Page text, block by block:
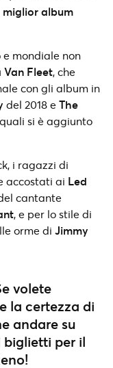
miglior album
mondiale non
Van Fleet, che
con gli album in
del 2018 eThe
si è aggiunto
i ragazzi di
accostati ai Led
cantante
, e per lo stile di
orme di Jimmy
volete
la certezza di
andare su
biglietti per il